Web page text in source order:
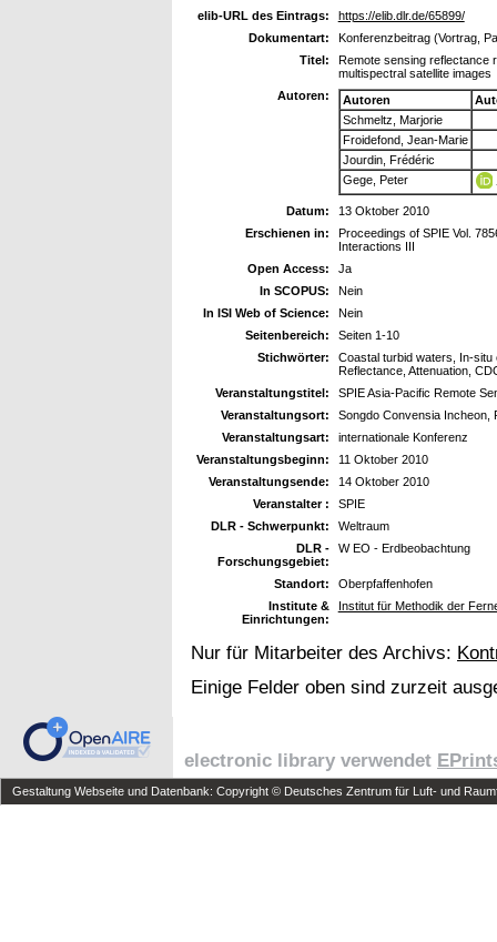
elib-URL des Eintrags:
https://elib.dlr.de/65899/
Dokumentart:
Konferenzbeitrag (Vortrag,
Titel:
Remote sensing reflectance
multispectral satellite images
Autoren:
Autoren
Schmeltz, Marjorie
Froidefond, Jean-Marie
Jourdin, Frédéric
Gege, Peter
Datum:
13 Oktober 2010
Erschienen in:
Proceedings of SPIE Vol.
Interactions III
Open Access:
Ja
In SCOPUS:
Nein
In ISI Web of Science:
Nein
Seitenbereich:
Seiten 1-10
Stichwörter:
Coastal turbid waters, In-situ
Reflectance, Attenuation,
Veranstaltungstitel:
SPIE Asia-Pacific Remote
Veranstaltungsort:
Songdo Convensia Incheon,
Veranstaltungsart:
internationale Konferenz
Veranstaltungsbeginn:
11 Oktober 2010
Veranstaltungsende:
14 Oktober 2010
Veranstalter :
SPIE
DLR - Schwerpunkt:
Weltraum
DLR -
Forschungsgebiet:
W EO - Erdbeobachtung
Standort:
Oberpfaffenhofen
Institute &
Einrichtungen:
Institut für Methodik der
Nur für Mitarbeiter des Archivs:
Einige Felder oben sind zurzeit
electronic library verwendet
Gestaltung Webseite und Datenbank: Copyright © Deutsches Zentrum für Luft- und